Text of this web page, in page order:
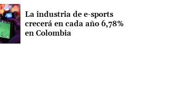
La industria de e-sports
crecerá en cada año 6,78%
en Colombia